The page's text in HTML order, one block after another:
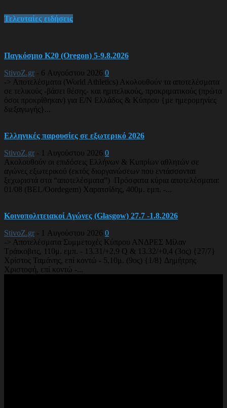
Τελευταίες ειδήσεις
Παγκόσμιο Κ20 (Oregon) 5-9.8.2026
StivoZ.gr - 6 Αυγούστου 2026 0
-> Αποτελέσματα (World Athletics) Ακολουθούν τα αποτελέσματα
σε τελικούς -βάσει θέσης- και ημιτελικούς, προκριματικούς (πρώτα
όσοι προκρίθηκαν) για Ε/Ν Ελλάδος & Κύπρου {με ημερομηνίες
διεξαγωγής}...
Ελληνικές παρουσίες σε εξωτερικό 2026
StivoZ.gr - 1 Αυγούστου 2026 0
Ακολουθούν οι επιδόσεις Ελλήνων & Κυπρίων αθλητών σε
αγώνες εξωτερικού (εκτός διοργανώσεων που εντάσσονται
ξεχωριστά στα “αποτελέσματα”) Πρόσφατα κύρια αποτελέσματα:
01/08 (BEL/Oordegem) Χαρατσίδης, 400μ. εμπ. -...
Κοινοπολιτειακοί Αγώνες (Glasgow) 27.7 -1.8.2026
StivoZ.gr - 1 Αυγούστου 2026 0
-> Αποτελέσματα Συμμετοχές Κύπρου ΑΝΔΡΕΣ Μίλαν
Τράικοβιτς, 110μ. εμπ. - 13.31/+2,9 Q & 13.32/+0,4 (3ος) {27/7}
Χρίστος Ταμάνης, επί κοντώ - 5,10μ. (9ος) {1/8} Δημήτρης
Χριστοφή, επί κοντώ -...